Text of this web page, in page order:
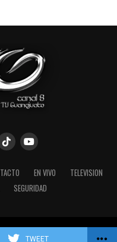
TWEET
EN VIVO
TELEVISION
SEGURIDAD
Teléfono 473 73 41004